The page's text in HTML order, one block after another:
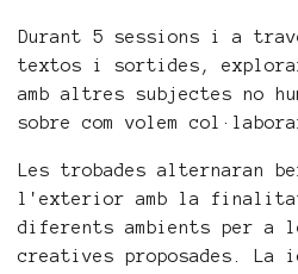
Durant 5 sessions i a
textos i sortides,
amb altres subjectes no
sobre com volem
Les trobades alternaran
l'exterior amb la finalitat
diferents ambients per a
creatives proposades. La